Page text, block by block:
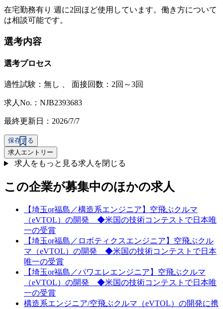
在宅勤務有り 週に2回ほど使用しています。働き方について
は相談可能です。
選考内容
選考プロセス
適性試験： 無し 面接回数：2回～3回
求人No.：NJB2393683
最終更新日：2026/7/7
保存する
求人エントリー
求人をもっと見る求人を閉じる
この企業が募集中のほかの求人
【埼玉or福島／構造系エンジニア】空飛ぶクルマ
（eVTOL）の開発 ◆米国の技術コンテストで日本唯
一の受賞
【埼玉or福島／ロボティクスエンジニア】空飛ぶクル
マ（eVTOL）の開発 ◆米国の技術コンテストで日本
唯一の受賞
【埼玉or福島／パワエレエンジニア】空飛ぶクルマ
（eVTOL）の開発 ◆米国の技術コンテストで日本唯
一の受賞
構造系エンジニア/空飛ぶクルマ（eVTOL）の開発に携